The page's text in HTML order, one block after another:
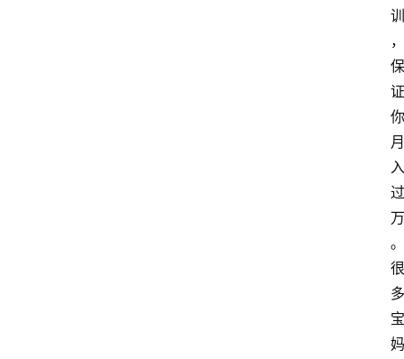
训
，
保
证
你
月
入
过
万
。
很
多
宝
妈